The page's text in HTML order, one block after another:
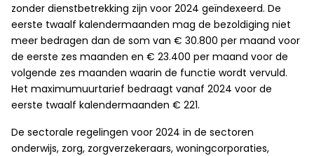
zonder dienstbetrekking zijn voor 2024 geïndexeerd. De
eerste twaalf kalendermaanden mag de bezoldiging niet
meer bedragen dan de som van € 30.800 per maand voor
de eerste zes maanden en € 23.400 per maand voor de
volgende zes maanden waarin de functie wordt vervuld.
Het maximumuurtarief bedraagt vanaf 2024 voor de
eerste twaalf kalendermaanden € 221.
De sectorale regelingen voor 2024 in de sectoren
onderwijs, zorg, zorgverzekeraars, woningcorporaties,